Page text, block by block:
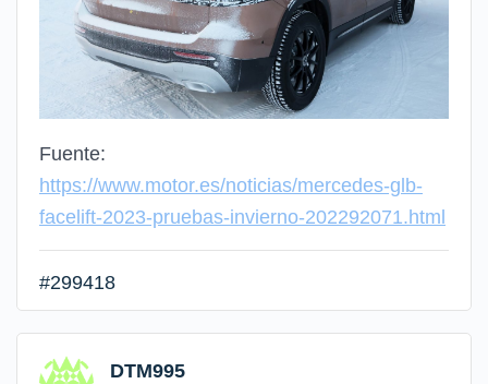
Fuente:
https://www.motor.es/noticias/mercedes-glb-
facelift-2023-pruebas-invierno-202292071.html
#299418
DTM995